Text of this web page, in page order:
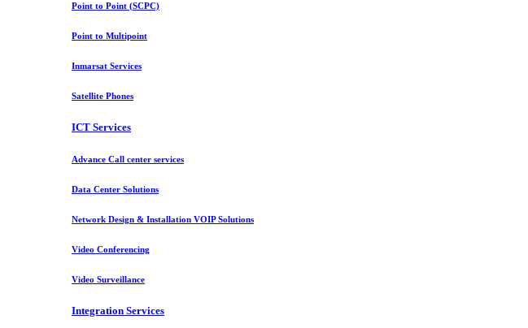
Point to Point (SCPC)
Point to Multipoint
Inmarsat Services
Satellite Phones
ICT Services
Advance Call center services
Data Center Solutions
Network Design & Installation VOIP Solutions
Video Conferencing
Video Surveillance
Integration Services